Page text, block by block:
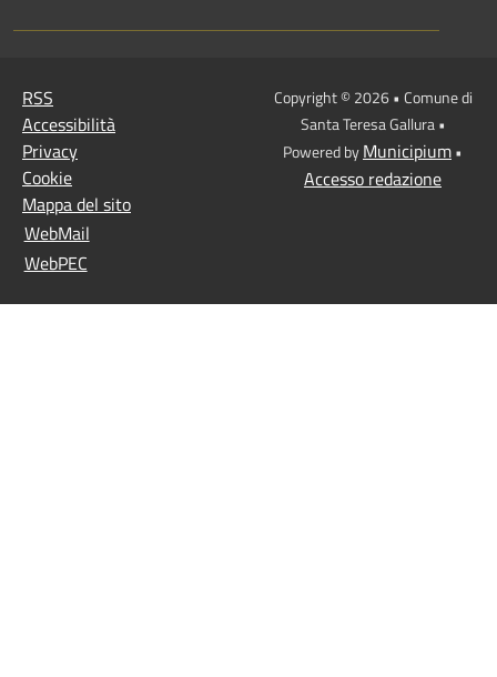
RSS
Accessibilità
Privacy
Cookie
Mappa del sito
WebMail
WebPEC
Copyright © 2026 • Comune di
Santa Teresa Gallura •
Powered byMunicipium•
Accesso redazione